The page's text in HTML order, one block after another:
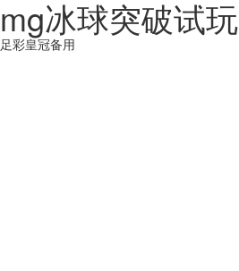
mg冰球突破试玩
足彩皇冠备用